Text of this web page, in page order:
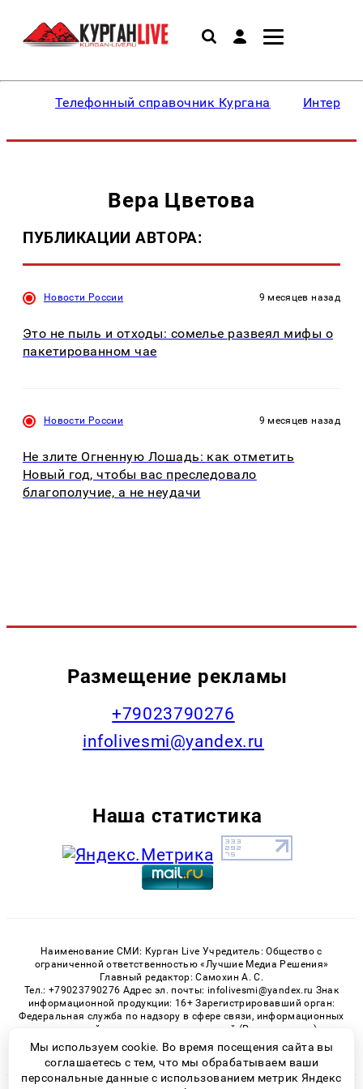
Телефонный справочник Кургана
Вера Цветова
ПУБЛИКАЦИИ АВТОРА:
Новости России 9 месяцев назад
Это не пыль и отходы: сомелье развеял мифы о
пакетированном чае
Новости России 9 месяцев назад
Не злите Огненную Лошадь: как отметить
Новый год, чтобы вас преследовало
благополучие, а не неудачи
Размещение рекламы
+79023790276
infolivesmi@yandex.ru
Наша статистика
Наименование СМИ: Курган Live Учредитель: Общество с
ограниченной ответственностью «Лучшие Медиа Решения»
Главный редактор: Самохин А. С.
Тел.: +79023790276 Адрес эл. почты: infolivesmi@yandex.ru Знак
информационной продукции: 16+ Зарегистрировавший орган:
Федеральная служба по надзору в сфере связи, информационных
технологий и массовых коммуникаций (Роскомнадзор)
Регистрационный номер СМИ ЭЛ № ФС 77 - 82535 от 21.01.2022
Мы используем cookie. Во время посещения сайта вы
соглашаетесь с тем, что мы обрабатываем ваши
персональные данные с использованием метрик Яндекс